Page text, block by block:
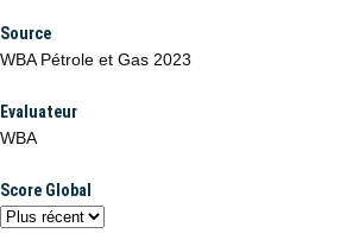
Source
WBA Pétrole et Gas 2023
Evaluateur
WBA
Score Global